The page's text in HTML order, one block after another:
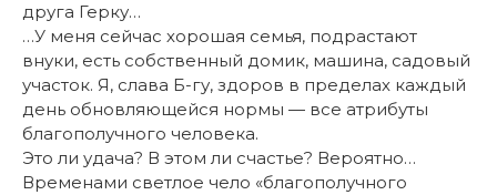
друга Герку…
…У меня сейчас хорошая семья, подрастают
внуки, есть собственный домик, машина, садовый
участок. Я, слава Б-гу, здоров в пределах каждый
день обновляющейся нормы — все атрибуты
благополучного человека.
Это ли удача? В этом ли счастье? Вероятно…
Временами светлое чело «благополучного